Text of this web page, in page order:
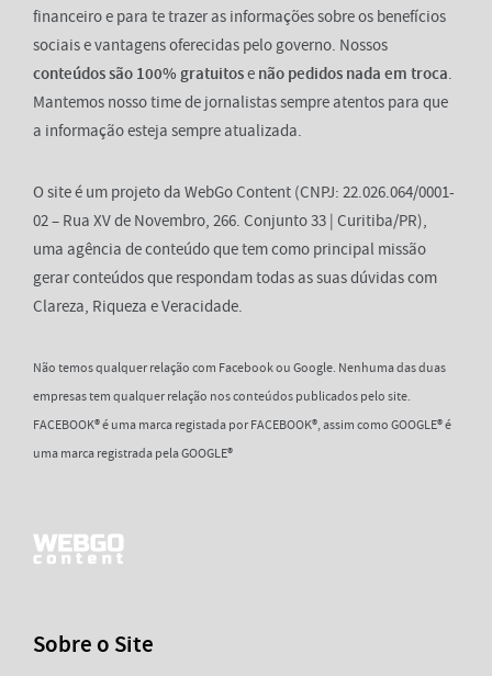
financeiro e para te trazer as informações sobre os benefícios
sociais e vantagens oferecidas pelo governo. Nossos
conteúdos são 100% gratuitose não pedidos nada em troca.
Mantemos nosso time de jornalistas sempre atentos para que
a informação esteja sempre atualizada.
O site é um projeto da WebGo Content (CNPJ: 22.026.064/0001-
02 – Rua XV de Novembro, 266. Conjunto 33 | Curitiba/PR),
uma agência de conteúdo que tem como principal missão
gerar conteúdos que respondam todas as suas dúvidas com
Clareza, Riqueza e Veracidade.
Não temos qualquer relação com Facebook ou Google. Nenhuma das duas
empresas tem qualquer relação nos conteúdos publicados pelo site.
FACEBOOK® é uma marca registada por FACEBOOK®, assim como GOOGLE® é
uma marca registrada pela GOOGLE®
Sobre o Site